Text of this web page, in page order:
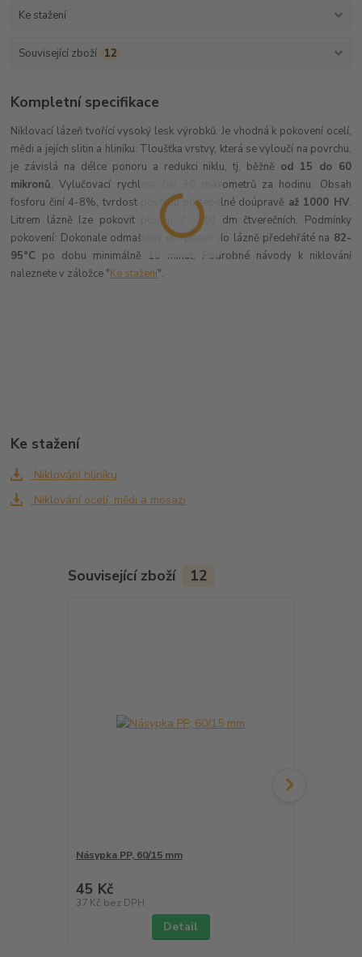
Ke stažení
Související zboží 12
Kompletní specifikace
Niklovací lázeň tvořící vysoký lesk výrobků. Je vhodná k pokovení ocelí,
mědi a jejích slitin a hliníku. Tloušťka vrstvy, která se vyloučí na povrchu,
je závislá na délce ponoru a redukci niklu, tj. běžně od 15 do 60
mikronů. Vylučovací rychlost činí 30 mikrometrů za hodinu. Obsah
fosforu činí 4-8%, tvrdost povrchu po tepelné doúpravě až 1000 HV.
Litrem lázně lze pokovit plochu 7 - 10 dm čtverečních. Podmínky
pokovení: Dokonale odmaštěný díl, ponor do lázně předehřáté na 82-
95°C po dobu minimálně 10 minut. Podrobné návody k niklování
naleznete v záložce "Ke stažení".
Ke stažení
Niklování hliníku
Niklování ocelí, mědi a mosazi
Související zboží 12
Násypka PP, 60/15 mm
45 Kč
37 Kč bez DPH
Detail